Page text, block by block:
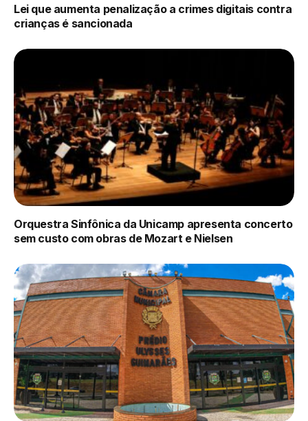
Lei que aumenta penalização a crimes digitais contra
crianças é sancionada
Orquestra Sinfônica da Unicamp apresenta concerto
sem custo com obras de Mozart e Nielsen